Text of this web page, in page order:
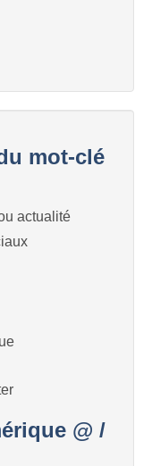
mot-clé
actualité
@ /